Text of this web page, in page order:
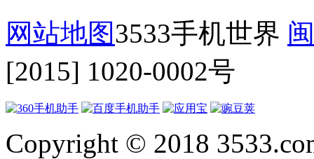
网站地图3533手机世界
[2015] 1020-0002号
Copyright © 2018